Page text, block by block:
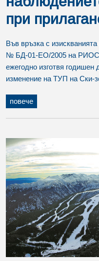
при
Във връзка с
№ БД-01-ЕО/2005 на
ежегодно изготвя годишен
изменение на ТУП на Ски-
повече